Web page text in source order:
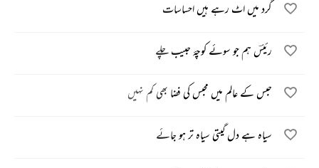
گرد میں اٹ رہے ہیں احساسات
رئیسؔ ہم جو سوئے کوچۂ حبیب چلے
حبس کے عالم میں محبس کی فضا بھی کم نہیں
سیاہ ہے دل گیتی سیاہ تر ہو جائے